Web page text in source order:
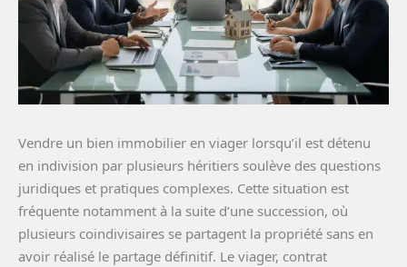
Vendre un bien immobilier en viager lorsqu’il est détenu
en indivision par plusieurs héritiers soulève des questions
juridiques et pratiques complexes. Cette situation est
fréquente notamment à la suite d’une succession, où
plusieurs coindivisaires se partagent la propriété sans en
avoir réalisé le partage définitif. Le viager, contrat